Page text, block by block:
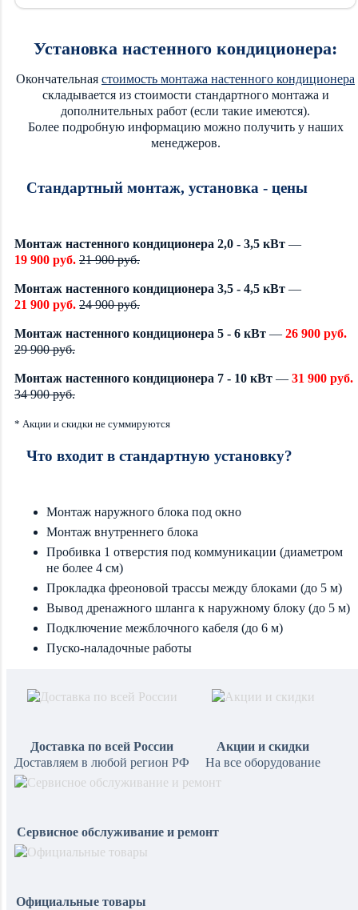
Установка настенного кондиционера:
Окончательная стоимость монтажа настенного кондиционера
складывается из стоимости стандартного монтажа и
дополнительных работ (если такие имеются).
Более подробную информацию можно получить у наших
менеджеров.
Стандартный монтаж, установка - цены
Монтаж настенного кондиционера 2,0 - 3,5 кВт —
19 900 руб. 21 900 руб.
Монтаж настенного кондиционера 3,5 - 4,5 кВт —
21 900 руб. 24 900 руб.
Монтаж настенного кондиционера 5 - 6 кВт — 26 900 руб.
29 900 руб.
Монтаж настенного кондиционера 7 - 10 кВт — 31 900 руб.
34 900 руб.
* Акции и скидки не суммируются
Что входит в стандартную установку?
Монтаж наружного блока под окно
Монтаж внутреннего блока
Пробивка 1 отверстия под коммуникации (диаметром
не более 4 см)
Прокладка фреоновой трассы между блоками (до 5 м)
Вывод дренажного шланга к наружному блоку (до 5 м)
Подключение межблочного кабеля (до 6 м)
Пуско-наладочные работы
Доставка по всей России
Доставляем в любой регион РФ
Акции и скидки
На все оборудование
Сервисное обслуживание и ремонт
Официальные товары